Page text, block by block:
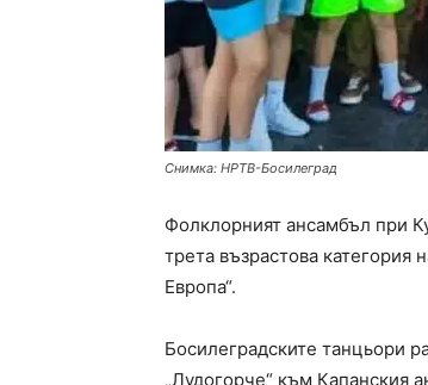
Снимка: НРТВ-Босилеград
Фолклорният ансамбъл при
трета възрастова категория
Европа“.
Босилеградските танцьори
„Лудогорче“ към Капанския